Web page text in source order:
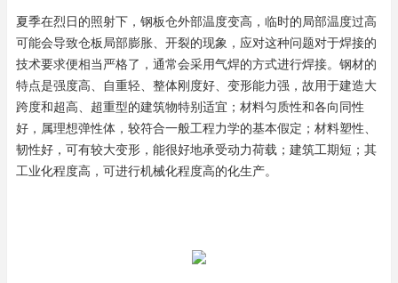
夏季在烈日的照射下，钢板仓外部温度变高，临时的局部温度过高
可能会导致仓板局部膨胀、开裂的现象，应对这种问题对于焊接的
技术要求便相当严格了，通常会采用气焊的方式进行焊接。钢材的
特点是强度高、自重轻、整体刚度好、变形能力强，故用于建造大
跨度和超高、超重型的建筑物特别适宜；材料匀质性和各向同性
好，属理想弹性体，较符合一般工程力学的基本假定；材料塑性、
韧性好 ，可有较大变形，能很好地承受动力荷载；建筑工期短；其
工业化程度高，可进行机械化程度高的化生产。